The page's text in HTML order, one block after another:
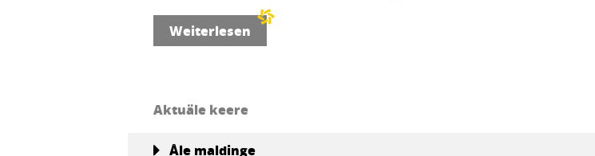
Weiterlesen
Aktuäle keere
Åle maldinge